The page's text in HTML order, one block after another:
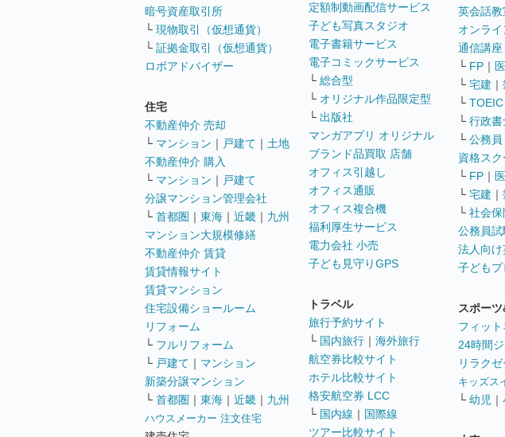
暗号資産取引所
└ 現物取引（仮想通貨）
└ 証拠金取引（仮想通貨）
ロボアドバイザー
住宅
不動産仲介 売却
└ マンション ｜ 戸建て ｜ 土地
不動産仲介 購入
└ マンション ｜ 戸建て
分譲マンション管理会社
└ 首都圏 ｜ 東海 ｜ 近畿 ｜ 九州
マンション大規模修繕
不動産仲介 賃貸
賃貸情報サイト
賃貸マンション
住宅設備ショールーム
リフォーム
└ フルリフォーム
└ 戸建て ｜ マンション
新築分譲マンション
└ 首都圏 ｜ 東海 ｜ 近畿 ｜ 九州
ハウスメーカー 注文住宅
定額制動画配信サービス
子ども写真スタジオ
電子書籍サービス
電子コミックサービス
└ 総合型
└ オリジナル作品限定型
└ 出版社
マンガアプリ オリジナル
ブランド品買取 店舗
オフィス引越し
オフィス通販
オフィス複合機
福利厚生サービス
電力会社 小売
子ども見守りGPS
トラベル
旅行予約サイト
└ 国内旅行 ｜ 海外旅行
航空券比較サイト
ホテル比較サイト
格安航空券 LCC
└ 国内線 ｜ 国際線
ツアー比較サイト
英会話教
オンラ
通信講座
└ FP ｜
└ 宅建 ｜
└ TOEIC
└ 行政書
└ 公務員
資格ス
└ FP ｜
└ 宅建 ｜
└ 社会
公務員
法人向
子ども
スポー
フィッ
24時間
リラク
キッズス
└ 幼児 ｜